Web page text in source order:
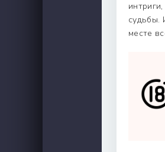
судьбы.
месте